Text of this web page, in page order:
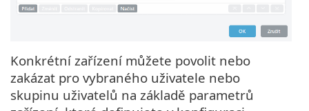
Konkrétní zařízení můžete povolit nebo
zakázat pro vybraného uživatele nebo
skupinu uživatelů na základě parametrů